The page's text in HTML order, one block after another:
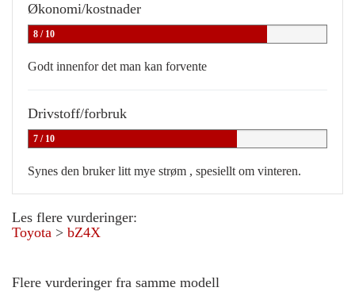
Økonomi/kostnader
8 / 10
Godt innenfor det man kan forvente
Drivstoff/forbruk
7 / 10
Synes den bruker litt mye strøm , spesiellt om vinteren.
Les flere vurderinger:
Toyota > bZ4X
Flere vurderinger fra samme modell